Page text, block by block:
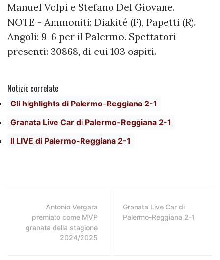
Manuel Volpi e Stefano Del Giovane.
NOTE - Ammoniti: Diakité (P), Papetti (R).
Angoli: 9-6 per il Palermo. Spettatori
presenti: 30868, di cui 103 ospiti.
Notizie correlate
Gli highlights di Palermo-Reggiana 2-1
Granata Live Car di Palermo-Reggiana 2-1
Il LIVE di Palermo-Reggiana 2-1
Antonio Vergara
premiato come MVP
granata della stagione
2024/2025
Granata Live Car di
Palermo-Reggiana 2-1